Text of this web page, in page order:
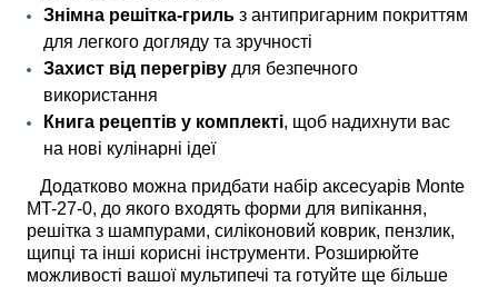
Знімна решітка-гриль з антипригарним покриттям
для легкого догляду та зручності
Захист від перегріву для безпечного
використання
Книга рецептів у комплекті, щоб надихнути вас
на нові кулінарні ідеї
Додатково можна придбати набір аксесуарів Monte
MT-27-0, до якого входять форми для випікання,
решітка з шампурами, силіконовий коврик, пензлик,
щипці та інші корисні інструменти. Розширюйте
можливості вашої мультипечі та готуйте ще більше